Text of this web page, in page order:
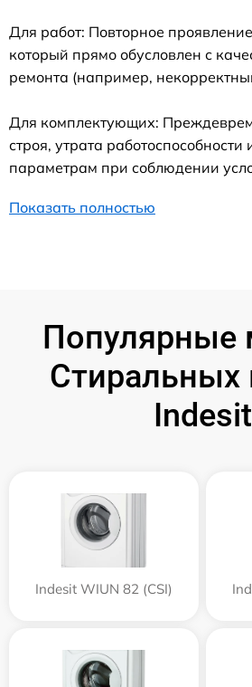
Для работ: Повторное
который прямо обусловлен с
ремонта (например,
Для комплектующих:
строя, утрата работоспособности
параметрам при соблюдении
Показать полностью
Популярные
Indesit
Indesit WIUN 82 (CSI)